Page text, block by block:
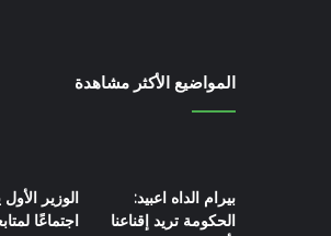
المواضيع الأكثر مشاهدة
بيرام الداه اعبيد:
الحكومة تريد إقناعنا
الوزير
اجتماعًا